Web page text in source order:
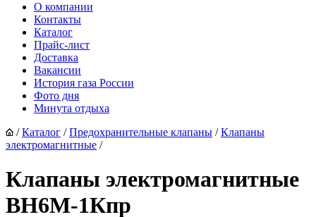
О компании
Контакты
Каталог
Прайс-лист
Доставка
Вакансии
История газа России
Фото дня
Минута отдыха
/Каталог /Предохранительные клапаны /Клапаны
электромагнитные /
Клапаны электромагнитные
ВН6M-1Кпр